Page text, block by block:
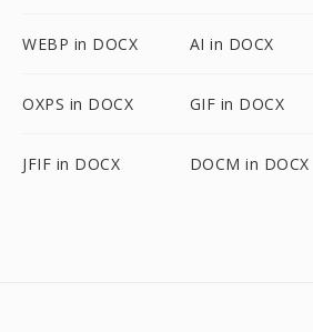
WEBP in DOCX AI in DOCX
OXPS in DOCX GIF in DOCX
JFIF in DOCX DOCM in DOCX